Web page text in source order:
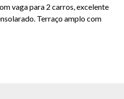
vaga para 2 carros, excelente
Terraço amplo com